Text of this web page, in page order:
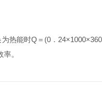
能时Q＝(0．
。